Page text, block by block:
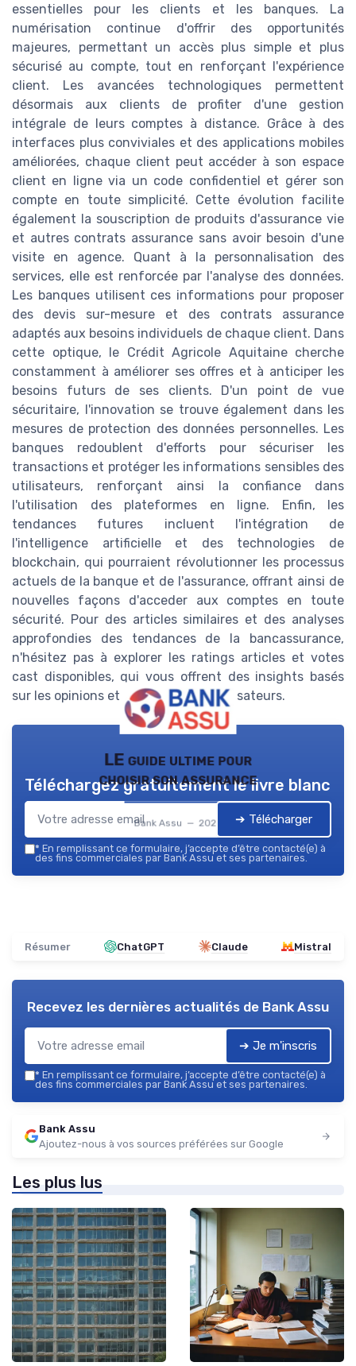
essentielles pour les clients et les banques. La
numérisation continue d'offrir des opportunités
majeures, permettant un accès plus simple et plus
sécurisé au compte, tout en renforçant l'expérience
client. Les avancées technologiques permettent
désormais aux clients de profiter d'une gestion
intégrale de leurs comptes à distance. Grâce à des
interfaces plus conviviales et des applications mobiles
améliorées, chaque client peut accéder à son espace
client en ligne via un code confidentiel et gérer son
compte en toute simplicité. Cette évolution facilite
également la souscription de produits d'assurance vie
et autres contrats assurance sans avoir besoin d'une
visite en agence. Quant à la personnalisation des
services, elle est renforcée par l'analyse des données.
Les banques utilisent ces informations pour proposer
des devis sur-mesure et des contrats assurance
adaptés aux besoins individuels de chaque client. Dans
cette optique, le Crédit Agricole Aquitaine cherche
constamment à améliorer ses offres et à anticiper les
besoins futurs de ses clients. D'un point de vue
sécuritaire, l'innovation se trouve également dans les
mesures de protection des données personnelles. Les
banques redoublent d'efforts pour sécuriser les
transactions et protéger les informations sensibles des
utilisateurs, renforçant ainsi la confiance dans
l'utilisation des plateformes en ligne. Enfin, les
tendances futures incluent l'intégration de
l'intelligence artificielle et des technologies de
blockchain, qui pourraient révolutionner les processus
actuels de la banque et de l'assurance, offrant ainsi de
nouvelles façons d'acceder aux comptes en toute
sécurité. Pour des articles similaires et des analyses
approfondies des tendances de la bancassurance,
n'hésitez pas à explorer les ratings articles et votes
cast disponibles, qui vous offrent des insights basés
sur les opinions et feedbacks des utilisateurs.
LE guide ultime pour
choisir son assurance
Bank Assu — 2026
Téléchargez gratuitement le livre blanc
➔ Télécharger
* En remplissant ce formulaire, j’accepte d’être contacté(e) à
des fins commerciales par Bank Assu et ses partenaires.
Résumer ChatGPT Claude Mistral
Recevez les dernières actualités de Bank Assu
➔ Je m'inscris
* En remplissant ce formulaire, j’accepte d’être contacté(e) à
des fins commerciales par Bank Assu et ses partenaires.
Bank Assu
Ajoutez-nous à vos sources préférées sur Google
Les plus lus